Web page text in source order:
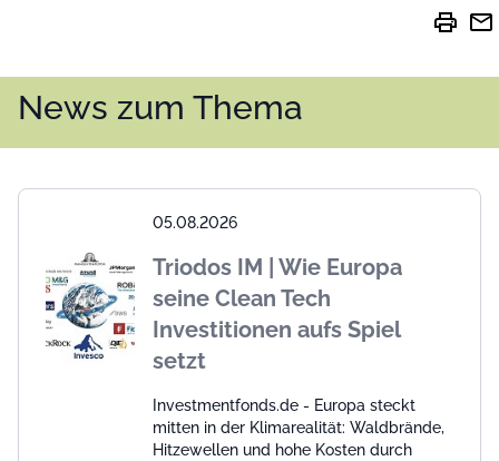
print mail
News zum Thema
05.08.2026
Triodos IM | Wie Europa
seine Clean Tech
Investitionen aufs Spiel
setzt
Investmentfonds.de - Europa steckt
mitten in der Klimarealität: Waldbrände,
Hitzewellen und hohe Kosten durch